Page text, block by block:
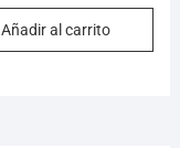
Añadir al carrito